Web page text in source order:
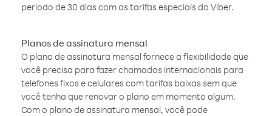
período de 30 dias com as tarifas especiais do Viber.
Planos de assinatura mensal
O plano de assinatura mensal fornece a flexibilidade que
você precisa para fazer chamadas internacionais para
telefones fixos e celulares com tarifas baixas sem que
você tenha que renovar o plano em momento algum.
Com o plano de assinatura mensal, você pode